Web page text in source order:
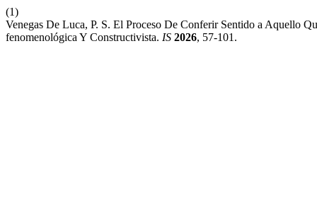
(1)
Venegas De Luca, P. S. El Proceso De Conferir Sentido a Aquello
fenomenológica Y Constructivista. IS 2026, 57-101.